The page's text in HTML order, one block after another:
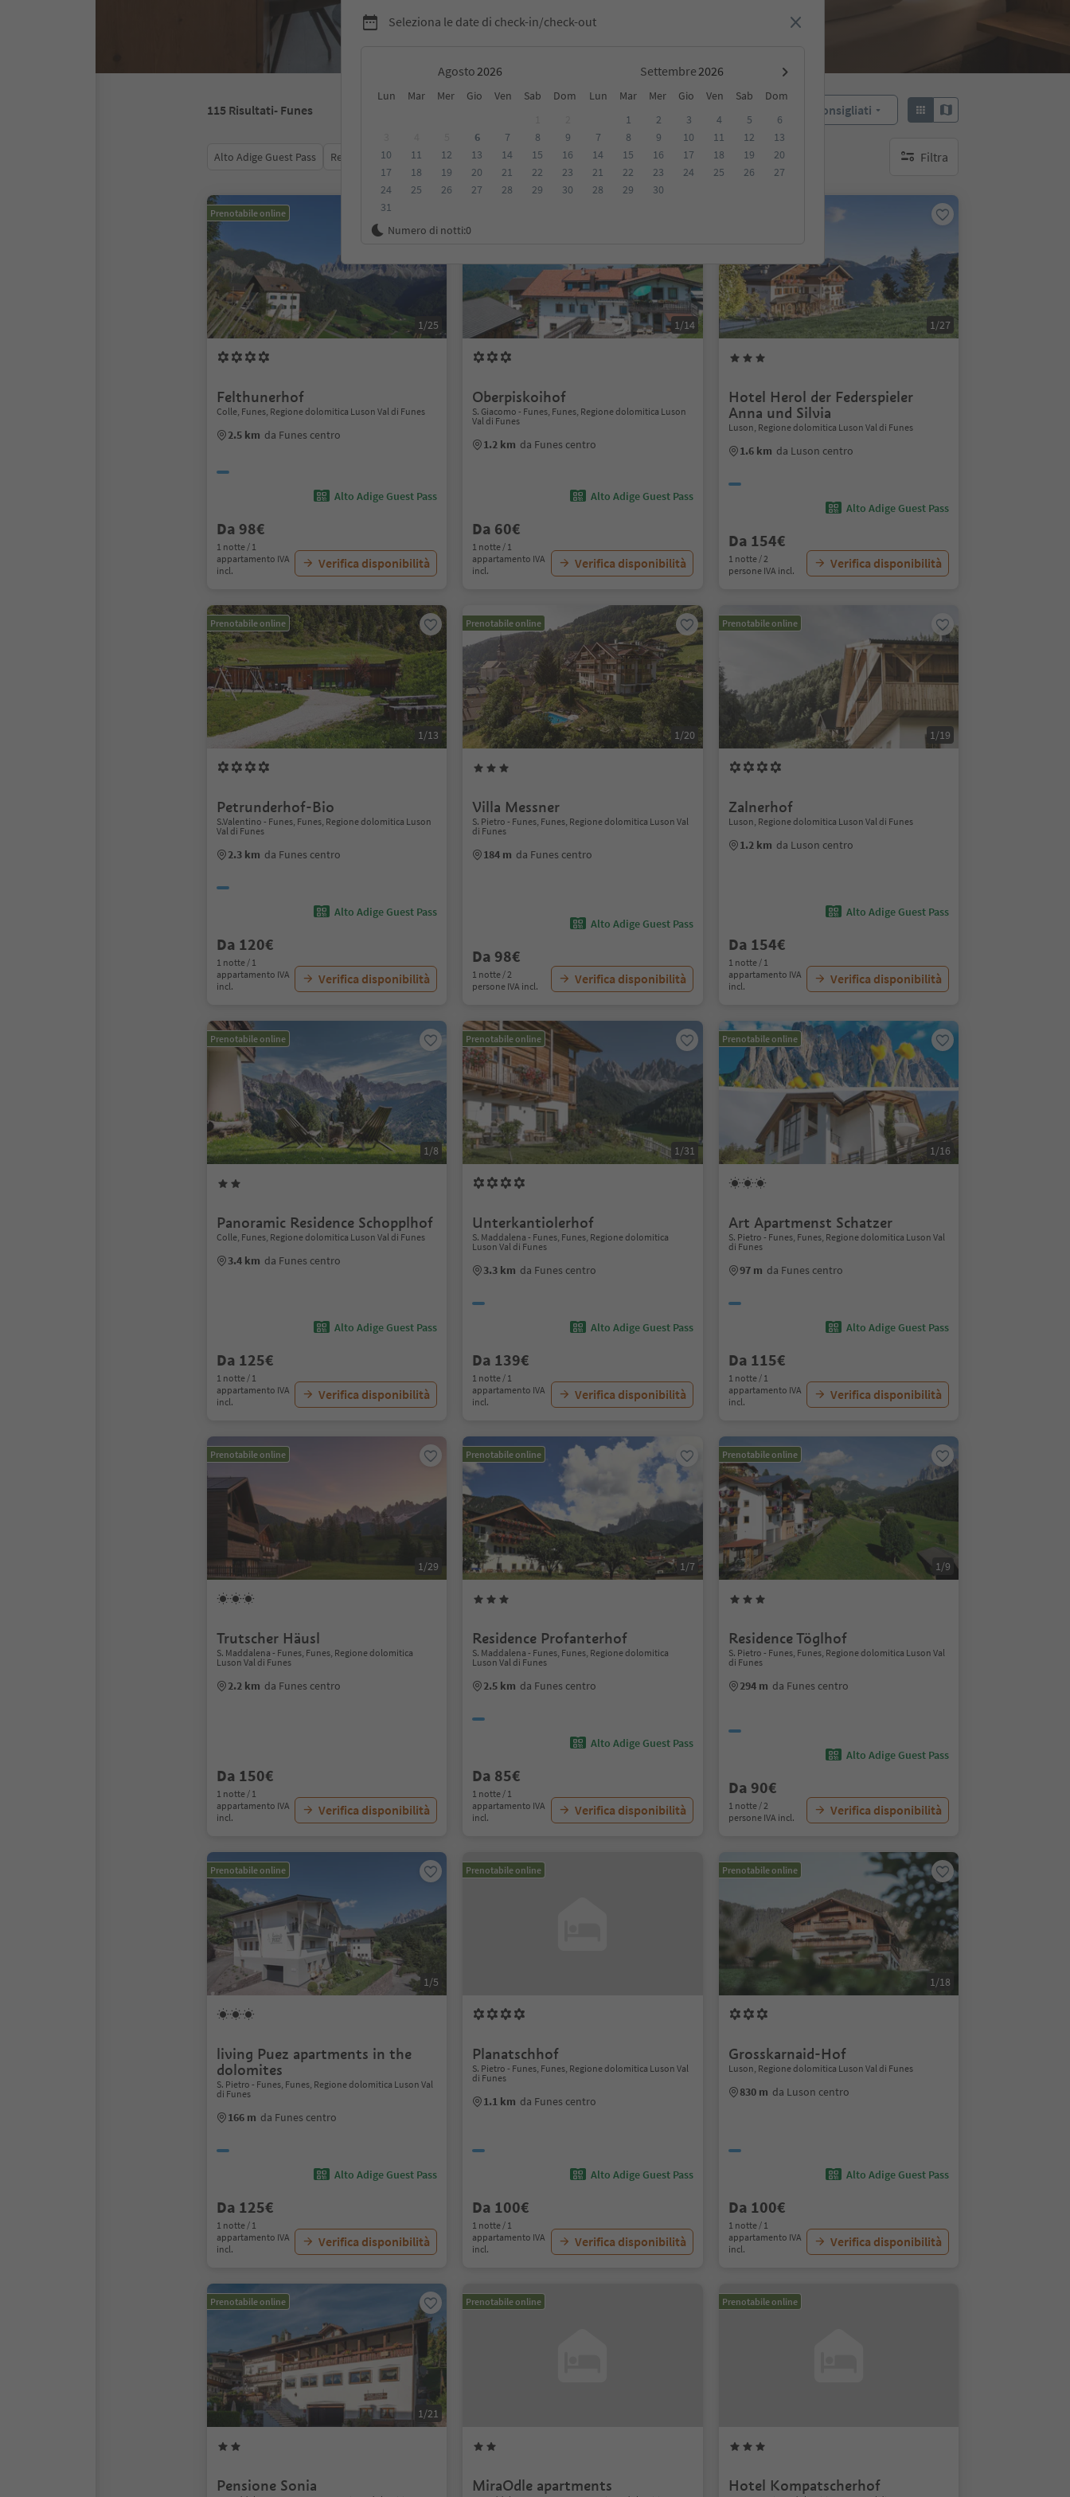
Seleziona le date di check-in/check-out
Agosto Settembre
Lun Mar Mer Gio Ven Sab Dom Lun Mar Mer Gio Ven Sab
Dom
6 7 8
9
10
11 12 13 14 15
16
17
18 19 20 21 22
23
24
25 26 27 28 29
30
31
1 2 3 4 5
6
7
8 9 10 11 12
13
14
15 16 17 18 19
20
21
22 23 24 25 26
27
28
29 30
Numero di notti:0
115 Risultati- Funes Consigliati
Alto Adige Guest Pass Recensioni Categoria Trattamento Alloggi sostenibili Filtra
nessun filtro attivo
Prenotabile online
1/25
Felthunerhof
Colle, Funes, Regione dolomitica Luson Val di Funes
2.5 km da Funes centro
Alto Adige Guest Pass
Da 98€
1 notte / 1
appartamento IVA
incl.
Verifica disponibilità
1/14
Oberpiskoihof
S. Giacomo - Funes, Funes, Regione dolomitica Luson
Val di Funes
1.2 km da Funes centro
Alto Adige Guest Pass
Da 60€
1 notte / 1
appartamento IVA
incl.
Verifica disponibilità
1/27
Hotel Herol der Federspieler
Anna und Silvia
Luson, Regione dolomitica Luson Val di Funes
1.6 km da Luson centro
Alto Adige Guest Pass
Da 154€
1 notte / 2
persone IVA incl.
Verifica disponibilità
Prenotabile online
1/13
Petrunderhof-Bio
S.Valentino - Funes, Funes, Regione dolomitica Luson
Val di Funes
2.3 km da Funes centro
Alto Adige Guest Pass
Da 120€
1 notte / 1
appartamento IVA
incl.
Verifica disponibilità
Prenotabile online
1/20
Villa Messner
S. Pietro - Funes, Funes, Regione dolomitica Luson Val
di Funes
184 m da Funes centro
Alto Adige Guest Pass
Da 98€
1 notte / 2
persone IVA incl.
Verifica disponibilità
Prenotabile online
1/19
Zalnerhof
Luson, Regione dolomitica Luson Val di Funes
1.2 km da Luson centro
Alto Adige Guest Pass
Da 154€
1 notte / 1
appartamento IVA
incl.
Verifica disponibilità
Prenotabile online
1/8
Panoramic Residence Schopplhof
Colle, Funes, Regione dolomitica Luson Val di Funes
3.4 km da Funes centro
Alto Adige Guest Pass
Da 125€
1 notte / 1
appartamento IVA
incl.
Verifica disponibilità
Prenotabile online
1/31
Unterkantiolerhof
S. Maddalena - Funes, Funes, Regione dolomitica
Luson Val di Funes
3.3 km da Funes centro
Alto Adige Guest Pass
Da 139€
1 notte / 1
appartamento IVA
incl.
Verifica disponibilità
Prenotabile online
1/16
Art Apartmenst Schatzer
S. Pietro - Funes, Funes, Regione dolomitica Luson Val
di Funes
97 m da Funes centro
Alto Adige Guest Pass
Da 115€
1 notte / 1
appartamento IVA
incl.
Verifica disponibilità
Prenotabile online
1/29
Trutscher Häusl
S. Maddalena - Funes, Funes, Regione dolomitica
Luson Val di Funes
2.2 km da Funes centro
Da 150€
1 notte / 1
appartamento IVA
incl.
Verifica disponibilità
Prenotabile online
1/7
Residence Profanterhof
S. Maddalena - Funes, Funes, Regione dolomitica
Luson Val di Funes
2.5 km da Funes centro
Alto Adige Guest Pass
Da 85€
1 notte / 1
appartamento IVA
incl.
Verifica disponibilità
Prenotabile online
1/9
Residence Töglhof
S. Pietro - Funes, Funes, Regione dolomitica Luson Val
di Funes
294 m da Funes centro
Alto Adige Guest Pass
Da 90€
1 notte / 2
persone IVA incl.
Verifica disponibilità
Prenotabile online
1/5
living Puez apartments in the
dolomites
S. Pietro - Funes, Funes, Regione dolomitica Luson Val
di Funes
166 m da Funes centro
Alto Adige Guest Pass
Da 125€
1 notte / 1
appartamento IVA
incl.
Verifica disponibilità
Prenotabile online
1/28
Planatschhof
S. Pietro - Funes, Funes, Regione dolomitica Luson Val
di Funes
1.1 km da Funes centro
Alto Adige Guest Pass
Da 100€
1 notte / 1
appartamento IVA
incl.
Verifica disponibilità
Prenotabile online
1/18
Grosskarnaid-Hof
Luson, Regione dolomitica Luson Val di Funes
830 m da Luson centro
Alto Adige Guest Pass
Da 100€
1 notte / 1
appartamento IVA
incl.
Verifica disponibilità
Prenotabile online
1/21
Pensione Sonia
Prenotabile online
MiraOdle apartments
Prenotabile online
Hotel Kompatscherhof